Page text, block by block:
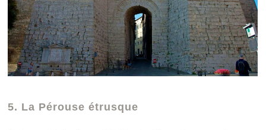
5. La Pérouse étrusque